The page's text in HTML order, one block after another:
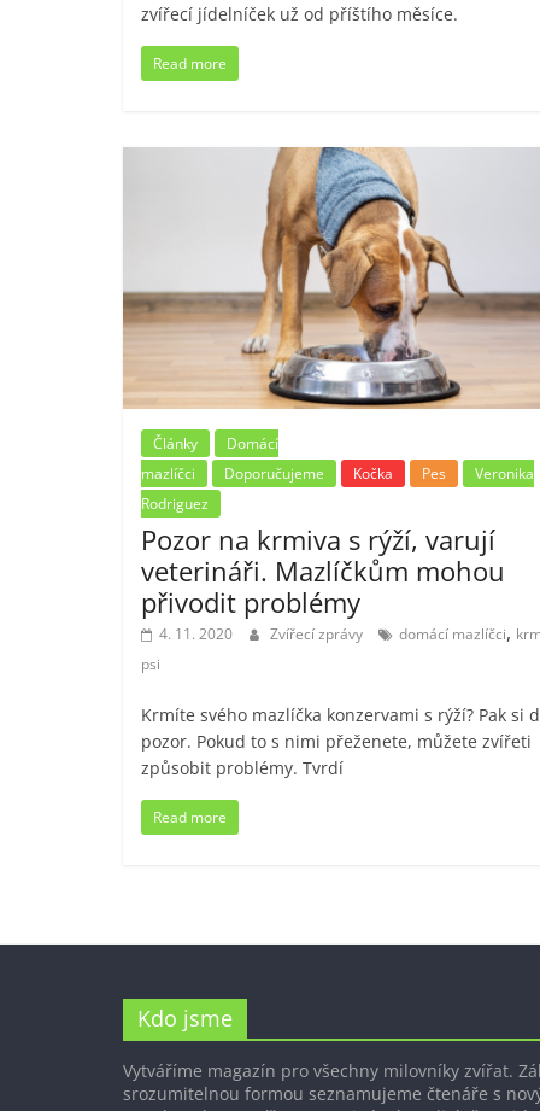
zvířecí jídelníček už od příštího měsíce.
Read more
Články
Domácí
mazlíčci
Doporučujeme Kočka Pes
Veronika
Rodriguez
Pozor na krmiva s rýží, varují
veterináři. Mazlíčkům mohou
přivodit problémy
4. 11. 2020 Zvířecí zprávy domácí mazlíčci,
psi
Krmíte svého mazlíčka konzervami s rýží? Pak si
pozor. Pokud to s nimi přeženete, můžete zvířeti
způsobit problémy. Tvrdí
Read more
Kdo jsme
Vytváříme magazín pro všechny milovníky zvířat.
srozumitelnou formou seznamujeme čtenáře s